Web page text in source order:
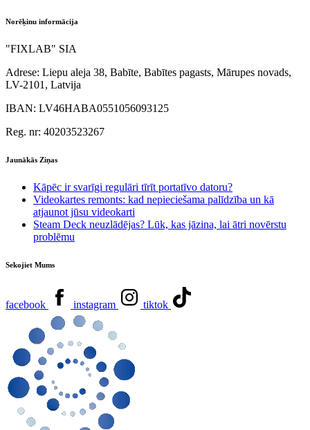
Norēķinu informācija
"FIXLAB" SIA
Adrese: Liepu aleja 38, Babīte, Babītes pagasts, Mārupes novads,
LV-2101, Latvija
IBAN: LV46HABA0551056093125
Reg. nr: 40203523267
Jaunākās Ziņas
Kāpēc ir svarīgi regulāri tīrīt portatīvo datoru?
Videokartes remonts: kad nepieciešama palīdzība un kā
atjaunot jūsu videokarti
Steam Deck neuzlādējas? Lūk, kas jāzina, lai ātri novērstu
problēmu
Sekojiet Mums
facebook instagram tiktok